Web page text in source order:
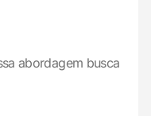
abordagem busca